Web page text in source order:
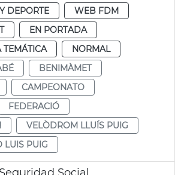
DEPORTE
WEB FDM
EN PORTADA
TEMÁTICA
NORMAL
BENIMÀMET
CAMPEONATO
FEDERACIÓ
VELÒDROM LLUÍS PUIG
LUIS PUIG
Social